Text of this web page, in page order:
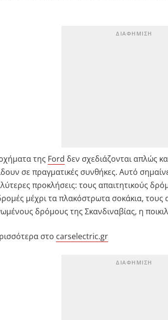
της Ford δεν σχεδιάζονται απλώς
σε πραγματικές συνθήκες. Αυτό
προκλήσεις: τους απαιτητικούς
μέχρι τα πλακόστρωτα σοκάκια,
δρόμους της Σκανδιναβίας, η
στο carselectric.gr